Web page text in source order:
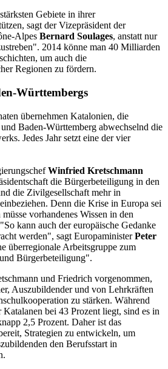
Gebiete in ihrer
sagt der Vizepräsident der
Alpes Bernard Soulages, anstatt nur
2014 könne man 40 Milliarden
um auch die
Regionen zu fördern.
Württembergs
übernehmen Katalonien, die
Baden-Württemberg abwechselnd die
Jedes Jahr setzt eine der vier
Winfried Kretschmann
die Bürgerbeteiligung in den
die Zivilgesellschaft mehr in
Denn die Krise in Europa sei
vorhandenes Wissen in den
kann auch der europäische Gedanke
werden", sagt EuropaministerPeter
überregionale Arbeitsgruppe zum
Bürgerbeteiligung".
und Friedrich vorgenommen,
Auszubildender und von Lehrkräften
zu stärken. Während
bei 43 Prozent liegt, sind es in
2,5 Prozent. Daher ist das
Strategien zu entwickeln, um
den Berufsstart in